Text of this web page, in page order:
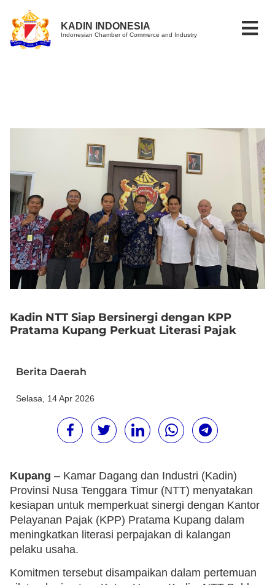
KADIN INDONESIA
Indonesian Chamber of Commerce and Industry
Kadin NTT Siap Bersinergi dengan KPP
Pratama Kupang Perkuat Literasi Pajak
Berita Daerah
Selasa, 14 Apr 2026
Kupang – Kamar Dagang dan Industri (Kadin)
Provinsi Nusa Tenggara Timur (NTT) menyatakan
kesiapan untuk memperkuat sinergi dengan Kantor
Pelayanan Pajak (KPP) Pratama Kupang dalam
meningkatkan literasi perpajakan di kalangan
pelaku usaha.
Komitmen tersebut disampaikan dalam pertemuan